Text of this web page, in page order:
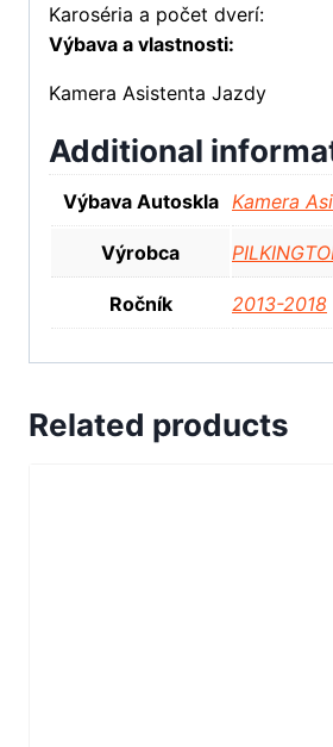
Karoséria a počet dverí:
Výbava a vlastnosti:
Kamera Asistenta Jazdy
Additional
Výbava Autoskla Kamera
Výrobca
Ročník 2013-2018
Related products